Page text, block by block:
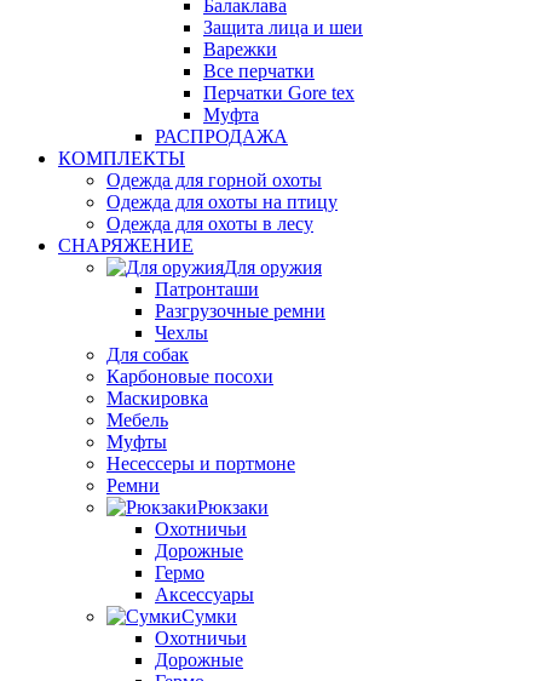
Балаклава
Защита лица и шеи
Варежки
Все перчатки
Перчатки Gore tex
Муфта
РАСПРОДАЖА
КОМПЛЕКТЫ
Одежда для горной охоты
Одежда для охоты на птицу
Одежда для охоты в лесу
СНАРЯЖЕНИЕ
Для оружия
Патронташи
Разгрузочные ремни
Чехлы
Для собак
Карбоновые посохи
Маскировка
Мебель
Муфты
Несессеры и портмоне
Ремни
Рюкзаки
Охотничьи
Дорожные
Гермо
Аксессуары
Сумки
Охотничьи
Дорожные